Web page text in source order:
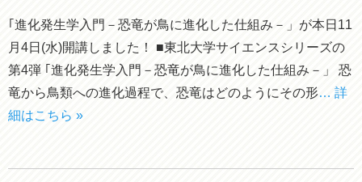
｢進化発生学入門－恐竜が鳥に進化した仕組み－」が本日11
月4日(水)開講しました！ ■東北大学サイエンスシリーズの
第4弾 ｢進化発生学入門－恐竜が鳥に進化した仕組み－」 恐
竜から鳥類への進化過程で、恐竜はどのようにその形… 詳
細はこちら »